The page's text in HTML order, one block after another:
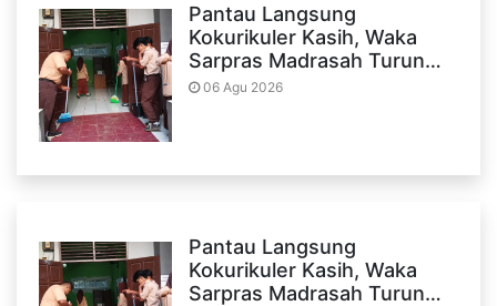
Pantau Langsung
Kokurikuler Kasih, Waka
Sarpras Madrasah Turun…
06 Agu 2026
Pantau Langsung
Kokurikuler Kasih, Waka
Sarpras Madrasah Turun…